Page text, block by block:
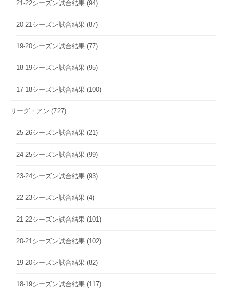
21-22シーズン試合結果 (94)
20-21シーズン試合結果 (87)
19-20シーズン試合結果 (77)
18-19シーズン試合結果 (95)
17-18シーズン試合結果 (100)
リーグ・アン (727)
25-26シーズン試合結果 (21)
24-25シーズン試合結果 (99)
23-24シーズン試合結果 (93)
22-23シーズン試合結果 (4)
21-22シーズン試合結果 (101)
20-21シーズン試合結果 (102)
19-20シーズン試合結果 (82)
18-19シーズン試合結果 (117)